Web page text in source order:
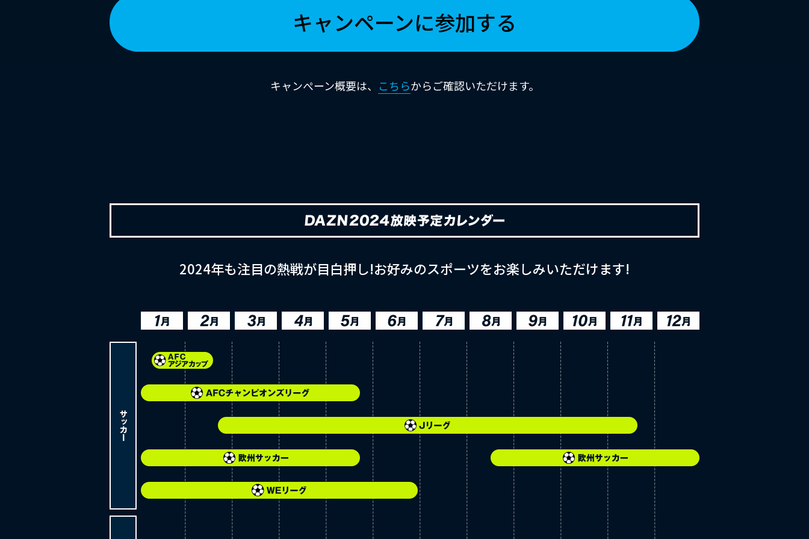
キャンペーンに参加する
キャンぺーン概要は、 こちらからご確認いただけます。
2024年も注目の熱戦が目白押し!お好みのスポーツをお楽しみいただけます!